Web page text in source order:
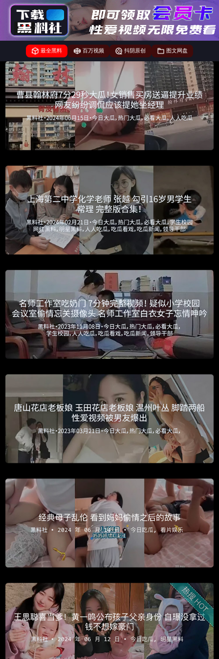
最全黑料 百万视频 抖阴原创 图文网盘